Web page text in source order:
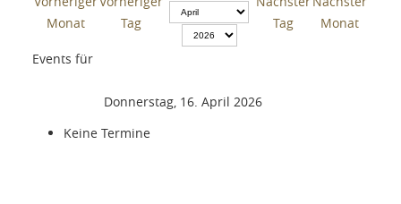
Events für
Donnerstag, 16. April 2026
Keine Termine